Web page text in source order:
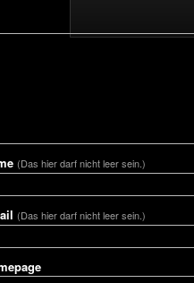
(Das hier darf nicht leer sein.)
(Das hier darf nicht leer sein.)